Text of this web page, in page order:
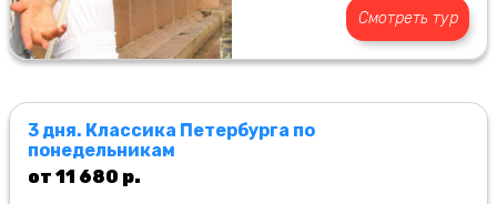
Смотреть тур
3 дня. Классика Петербурга по
понедельникам
от 11 680 р.